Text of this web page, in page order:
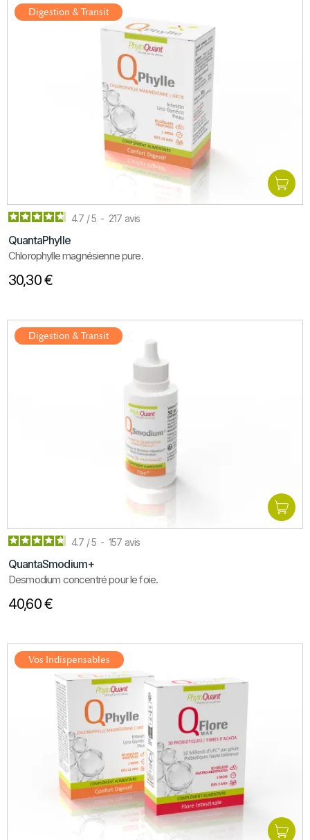
Digestion & Transit
4.7 /5 - 217 avis
QuantaPhylle
Chlorophylle magnésienne pure.
30,30 €
Digestion & Transit
4.7 /5 - 157 avis
QuantaSmodium+
Desmodium concentré pour le foie.
40,60 €
Vos Indispensables